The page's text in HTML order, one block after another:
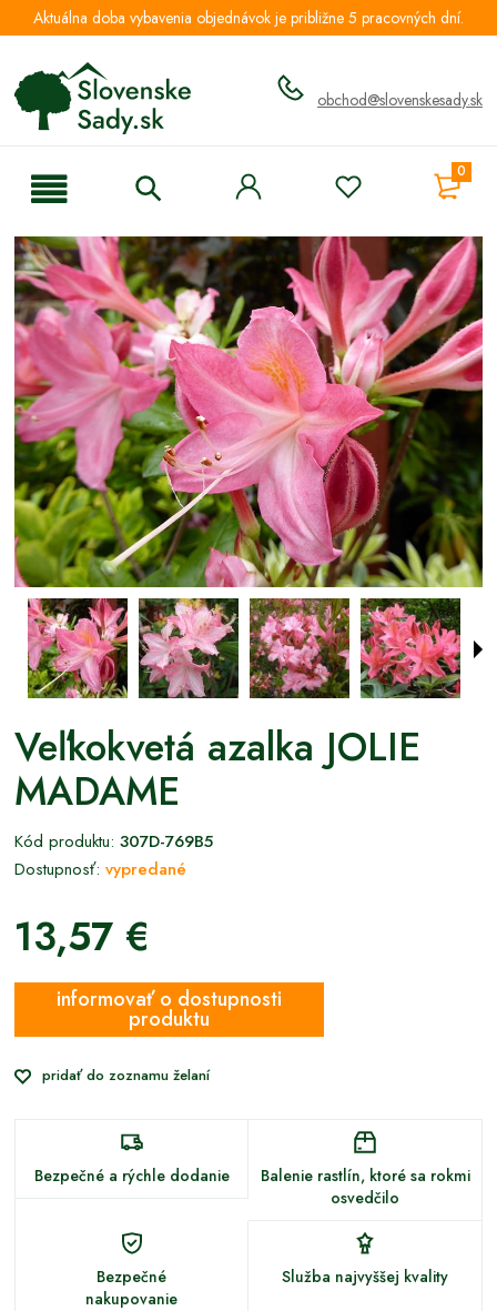
Aktuálna doba vybavenia objednávok je približne 5 pracovných dní.
obchod@slovenskesady.sk
0
Veľkokvetá azalka JOLIE
MADAME
Kód produktu: 307D-769B5
Dostupnosť: vypredané
13,57 €
informovať o dostupnosti
produktu
pridať do zoznamu želaní
Bezpečné a rýchle dodanie
Balenie rastlín, ktoré sa rokmi
osvedčilo
Bezpečné
nakupovanie
Služba najvyššej kvality